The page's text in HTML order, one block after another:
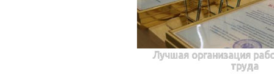
Лучшая организация
труда